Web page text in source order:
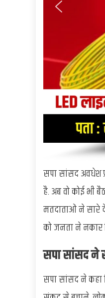
सपा सांसद अवधेश
है. अब वो कोई भी
मतदाताओं ने सारे
को जनता ने नकार
सपा सांसद ने
सपा सांसद ने कहा